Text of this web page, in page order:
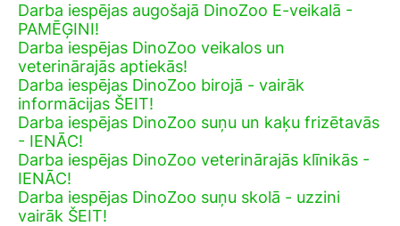
Darba iespējas augošajā DinoZoo E-veikalā -
PAMĒĢINI!
Darba iespējas DinoZoo veikalos un
veterinārajās aptiekās!
Darba iespējas DinoZoo birojā - vairāk
informācijas ŠEIT!
Darba iespējas DinoZoo suņu un kaķu frizētavās
- IENĀC!
Darba iespējas DinoZoo veterinārajās klīnikās -
IENĀC!
Darba iespējas DinoZoo suņu skolā - uzzini
vairāk ŠEIT!